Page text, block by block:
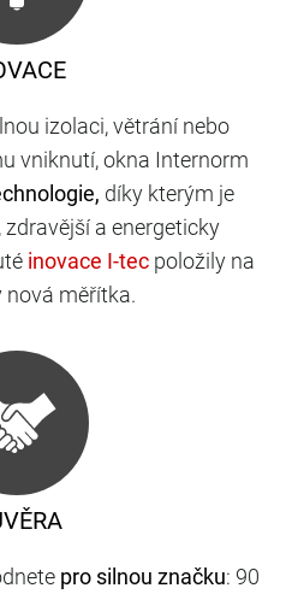
pro silnou značku: 90
izolaci, větrání nebo
vniknutí, okna Internorm
díky kterým je
zdravější a energeticky
položily na
nová měřítka.